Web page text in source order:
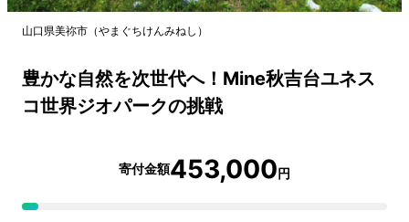
山口県美祢市（やまぐちけんみねし）
豊かな自然を次世代へ！Mine秋吉台ユネス
コ世界ジオパークの挑戦
寄付金額453,000円